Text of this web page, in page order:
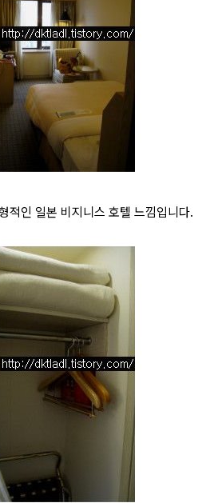
적인 일본 비지니스 호텔 느낌입니다.